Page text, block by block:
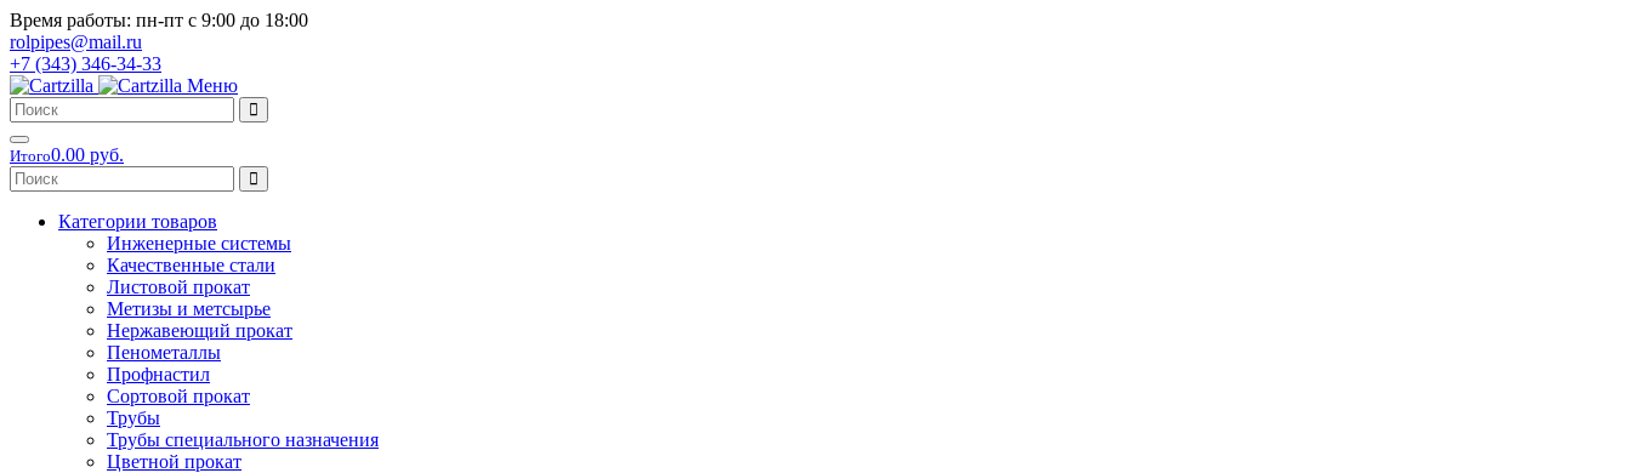
Время работы: пн-пт с 9:00 до 18:00
rolpipes@mail.ru
+7 (343) 346-34-33
Меню
Итого0.00 руб.
Категории товаров
Инженерные системы
Качественные стали
Листовой прокат
Метизы и метсырье
Нержавеющий прокат
Пенометаллы
Профнастил
Сортовой прокат
Трубы
Трубы специального назначения
Цветной прокат